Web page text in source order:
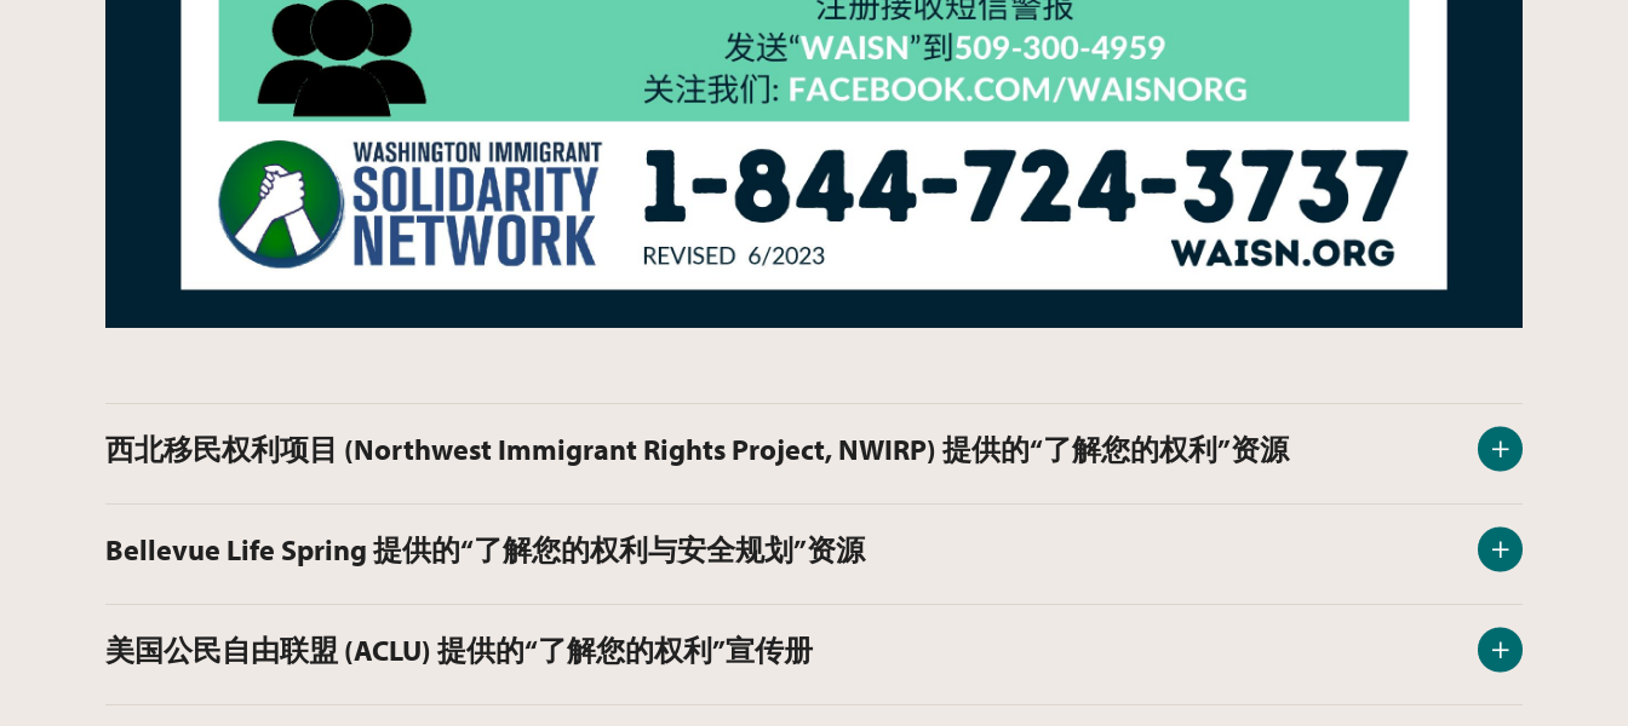
西北移民权利项目 (Northwest Immigrant Rights Project, NWIRP) 提供的“了解您的权利”资源
Bellevue Life Spring 提供的“了解您的权利与安全规划”资源
美国公民自由联盟 (ACLU) 提供的“了解您的权利”宣传册